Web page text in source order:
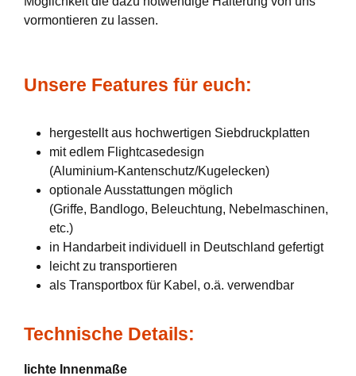
vormontieren zu lassen.
Unsere Features für euch:
hergestellt aus hochwertigen Siebdruckplatten
mit edlem Flightcasedesign
(Aluminium-Kantenschutz/Kugelecken)
optionale Ausstattungen möglich
(Griffe, Bandlogo, Beleuchtung, Nebelmaschinen,
etc.)
in Handarbeit individuell in Deutschland gefertigt
leicht zu transportieren
als Transportbox für Kabel, o.ä. verwendbar
Technische Details:
lichte Innenmaße